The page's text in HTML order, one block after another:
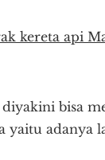
kereta api
bisa
yaitu adanya